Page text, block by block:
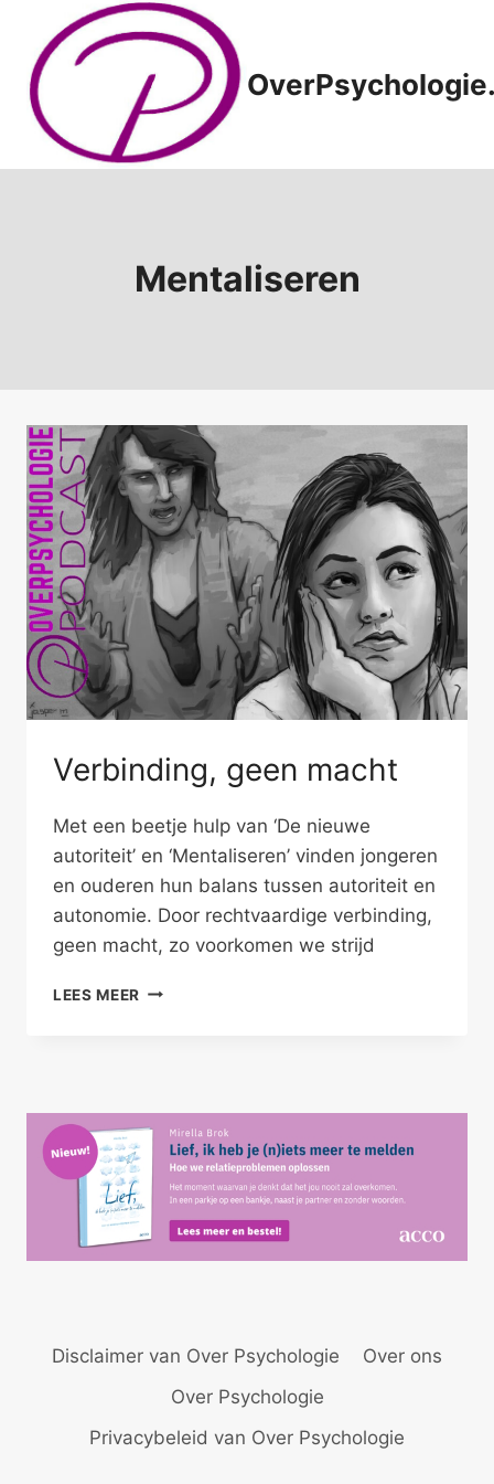
Doorgaan
inhoud
Mentaliseren
Verbinding, geen macht
Met een beetje hulp van ‘De nieuwe
autoriteit’ en ‘Mentaliseren’ vinden jongeren
en ouderen hun balans tussen autoriteit en
autonomie. Door rechtvaardige verbinding,
geen macht, zo voorkomen we strijd
LEES MEER VERBINDING,
Disclaimer van Over Psychologie
Over ons
Over Psychologie
Privacybeleid van Over Psychologie